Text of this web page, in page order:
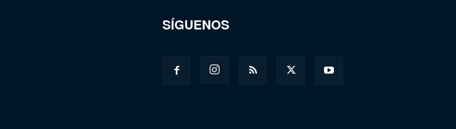
SÍGUENOS